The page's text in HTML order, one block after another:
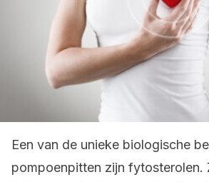
Een van de unieke biologische
pompoenpitten zijn fytosterolen.